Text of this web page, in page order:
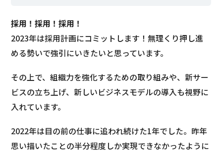
採用！採用！採用！
2023年は採用計画にコミットします！無理くり押し進
める勢いで強引にいきたいと思っています。
その上で、組織力を強化するための取り組みや、新サー
ビスの立ち上げ、新しいビジネスモデルの導入も視野に
入れています。
2022年は目の前の仕事に追われ続けた1年でした。昨年
思い描いたことの半分程度しか実現できなかったように